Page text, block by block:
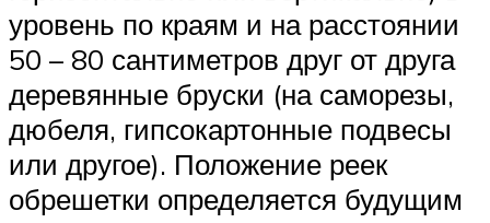
уровень по краям и на расстоянии
50 – 80 сантиметров друг от друга
деревянные бруски (на саморезы,
дюбеля, гипсокартонные подвесы
или другое). Положение реек
обрешетки определяется будущим